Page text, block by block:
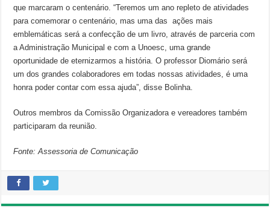
que marcaram o centenário. “Teremos um ano repleto de atividades
para comemorar o centenário, mas uma das ações mais
emblemáticas será a confecção de um livro, através de parceria com
a Administração Municipal e com a Unoesc, uma grande
oportunidade de eternizarmos a história. O professor Diomário será
um dos grandes colaboradores em todas nossas atividades, é uma
honra poder contar com essa ajuda”, disse Bolinha.
Outros membros da Comissão Organizadora e vereadores também
participaram da reunião.
Fonte: Assessoria de Comunicação